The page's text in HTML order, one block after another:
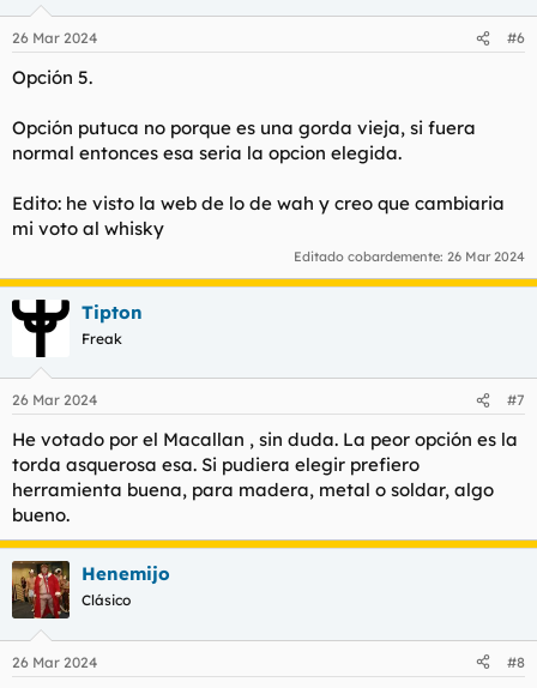
e
:
26 Mar 2024 #6
Opción 5.
Opción putuca no porque es una gorda vieja, si fuera
normal entonces esa seria la opcion elegida.
Edito: he visto la web de lo de wah y creo que cambiaria
mi voto al whisky
Editado cobardemente: 26 Mar 2024
Tipton
Freak
26 Mar 2024 #7
He votado por el Macallan , sin duda. La peor opción es la
torda asquerosa esa. Si pudiera elegir prefiero
herramienta buena, para madera, metal o soldar, algo
bueno.
Henemijo
Clásico
26 Mar 2024 #8